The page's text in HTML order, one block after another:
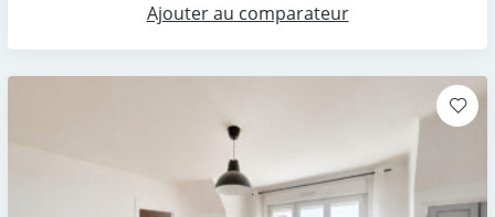
Ajouter au comparateur